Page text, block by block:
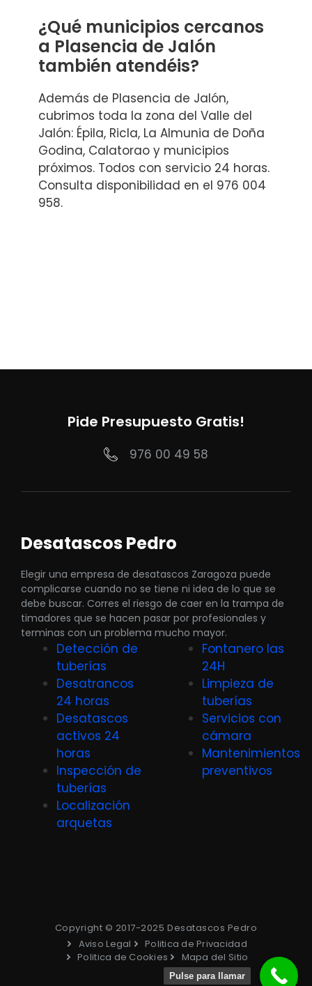
¿Qué municipios cercanos
a Plasencia de Jalón
también atendéis?
Además de Plasencia de Jalón,
cubrimos toda la zona del Valle del
Jalón: Épila, Ricla, La Almunia de Doña
Godina, Calatorao y municipios
próximos. Todos con servicio 24 horas.
Consulta disponibilidad en el 976 004
958.
Pide Presupuesto Gratis!
976 00 49 58
Desatascos Pedro
Elegir una empresa de desatascos Zaragoza puede
complicarse cuando no se tiene ni idea de lo que se
debe buscar. Corres el riesgo de caer en la trampa de
timadores que se hacen pasar por profesionales y
terminas con un problema mucho mayor.
Detección de
tuberías
Desatrancos
24 horas
Desatascos
activos 24
horas
Inspección de
tuberías
Localización
arquetas
Fontanero las
24H
Limpieza de
tuberías
Servicios con
cámara
Mantenimientos
preventivos
Copyright © 2017-2025 Desatascos Pedro
Aviso Legal
Politica de Privacidad
Politica de Cookies
Mapa del Sitio
Pulse para llamar